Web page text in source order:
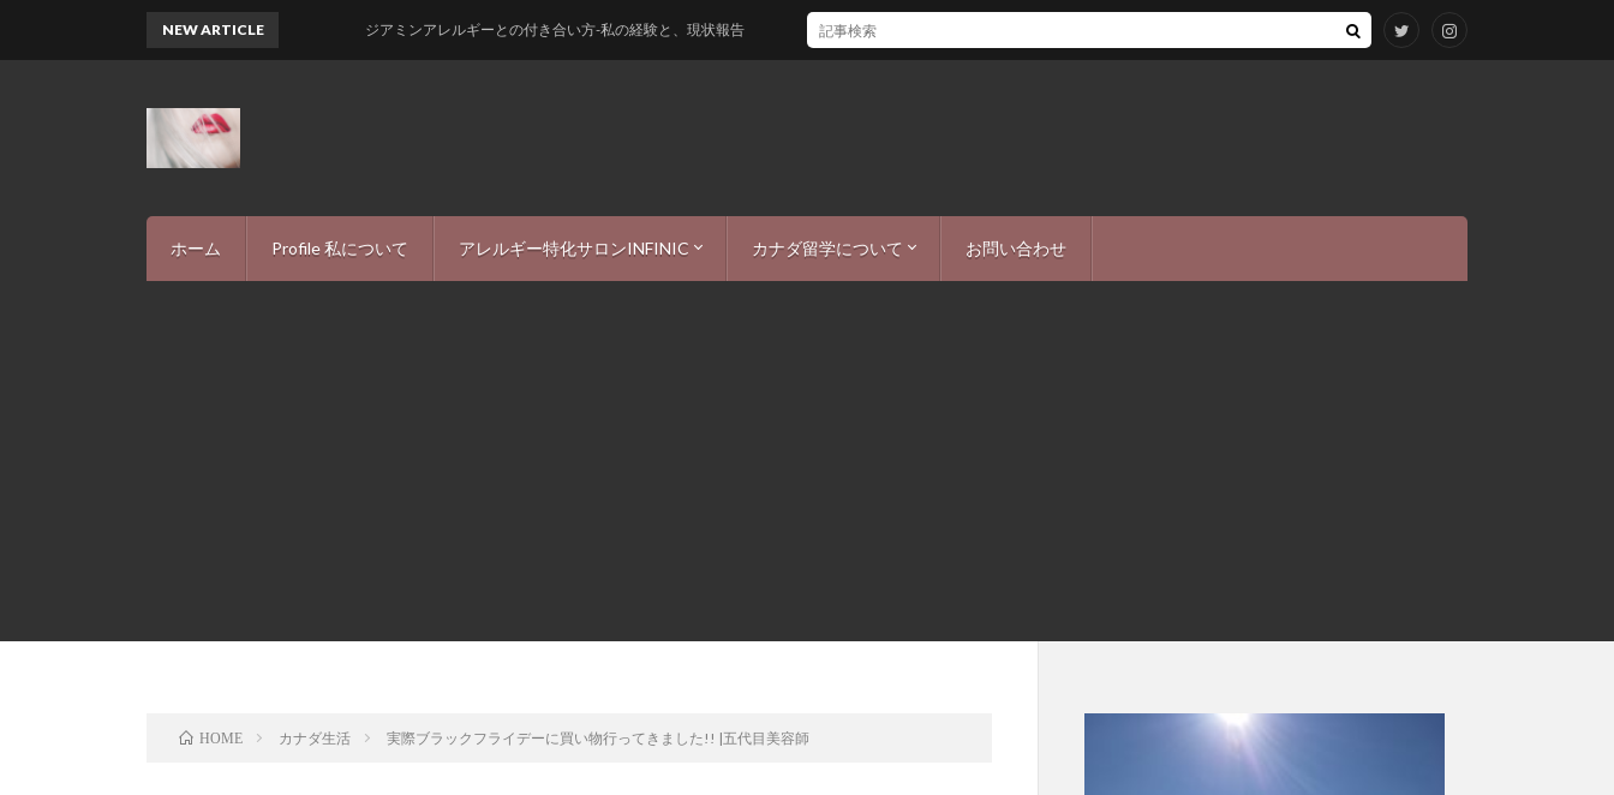
ホーム Profile 私について アレルギー特化サロンINFINIC カナダ留学について お問い合わせ
NEW ARTICLE ジアミンアレルギーとの付き合い方-私の経験と、現状報告
HOME カナダ生活 実際ブラックフライデーに買い物行ってきました!! |五代目美容師